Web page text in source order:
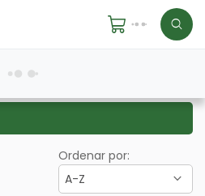
Ordenar por:
A-Z